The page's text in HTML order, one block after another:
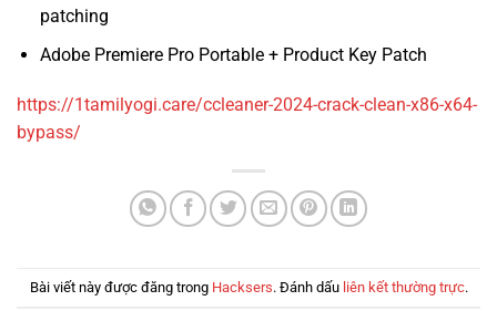
patching
Adobe Premiere Pro Portable + Product Key Patch
https://1tamilyogi.care/ccleaner-2024-crack-clean-x86-x64-
bypass/
Bài viết này được đăng trong Hacksers. Đánh dấu liên kết thường trực.